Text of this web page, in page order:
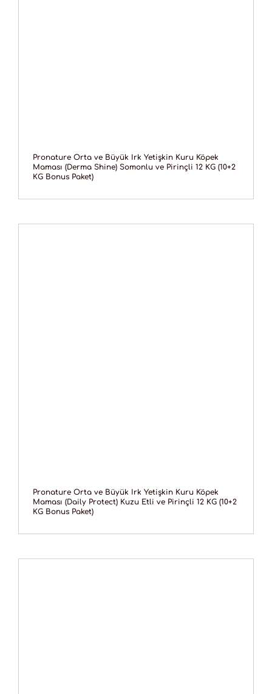
Pronature Orta ve Büyük Irk Yetişkin Kuru Köpek
Maması (Derma Shine) Somonlu ve Pirinçli 12 KG (10+2
KG Bonus Paket)
Pronature Orta ve Büyük Irk Yetişkin Kuru Köpek
Maması (Daily Protect) Kuzu Etli ve Pirinçli 12 KG (10+2
KG Bonus Paket)